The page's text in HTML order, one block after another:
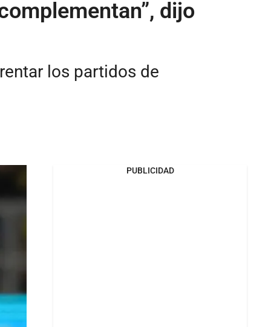
dijo
los partidos de
PUBLICIDAD